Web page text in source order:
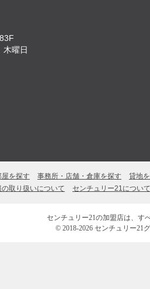
木曜日
屋を探す 事務所・店舗・倉庫を探す 貸地
の取り扱いについて
センチュリー21について
センチュリー21の加盟店は、す
© 2018-2026 センチュリー21